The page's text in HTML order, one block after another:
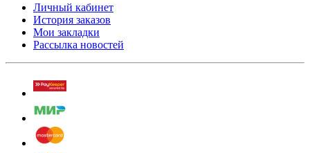
Личный кабинет
История заказов
Мои закладки
Рассылка новостей